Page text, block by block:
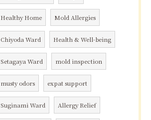
Healthy Home Mold Allergies
Chiyoda Ward Health & Well-being
Setagaya Ward mold inspection
musty odors expat support
Suginami Ward Allergy Relief